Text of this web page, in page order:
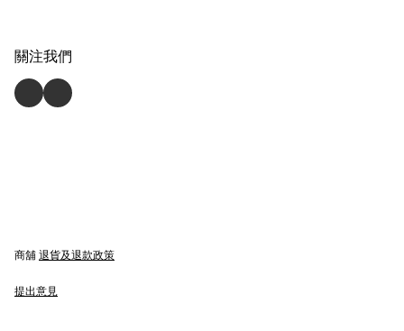
關注我們
商舖 退貨及退款政策
提出意見